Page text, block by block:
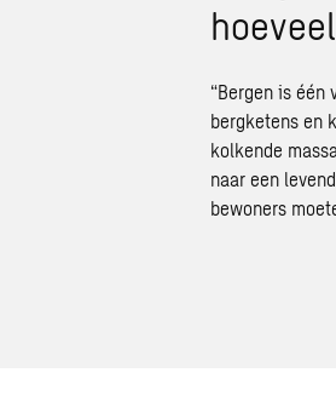
“Bergen is
bergketens en
kolkende
naar een
bewoners